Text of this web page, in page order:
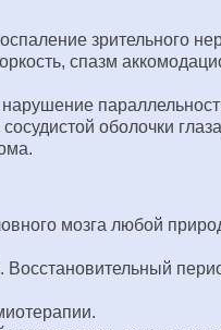
зрительного
спазм
оболочки
мозга любой
. Восстановительный